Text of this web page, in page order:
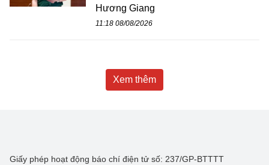
Hương Giang
11:18 08/08/2026
Xem thêm
Giấy phép hoạt động báo chí điện tử số: 237/GP-BTTTT